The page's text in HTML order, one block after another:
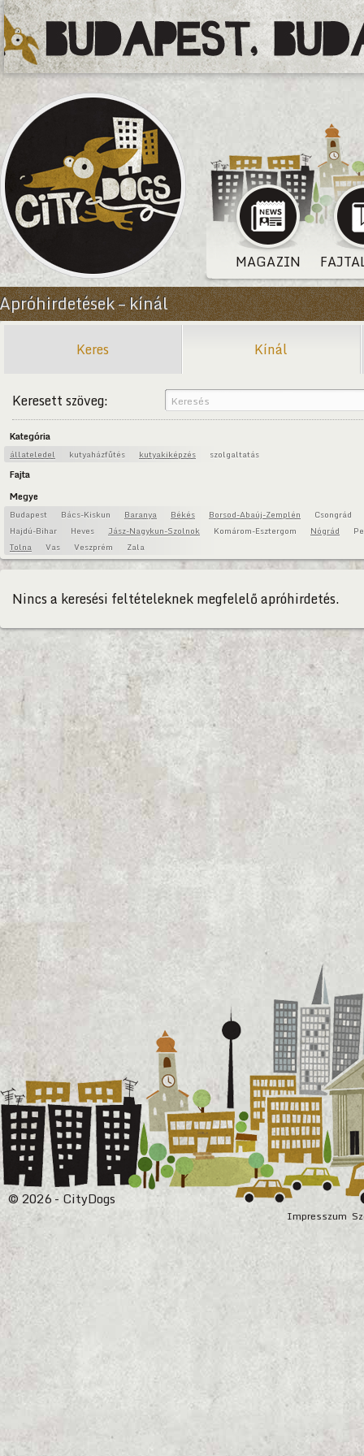
MAGAZIN
Apróhirdetések – kínál
Keres Kínál
Keresett szöveg:
Kategória
állateledel kutyaházfűtés kutyakiképzés szolgaltatás
Fajta
Megye
Budapest Bács-Kiskun Baranya Békés Borsod-Abaúj-Zemplén
Csongrád
Hajdú-Bihar
Heves Jász-Nagykun-Szolnok Komárom-Esztergom Nógrád
Tolna
Vas Veszprém Zala
Nincs a keresési feltételeknek megfelelő apróhirdetés.
Impresszum
© 2026 - CityDogs